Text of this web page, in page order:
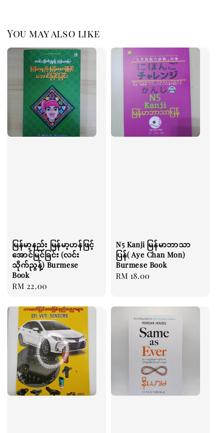
You may also like
မြန်မာ့နည်း မြန်မာ့ဟန်ဖြင့်
အောင်မြင်ခြင်း (လင်း
သိုက်ညွန့်) Burmese
Book
Regular
RM 22.00
N5 Kanji မြန်မာဘာသာ
ပြန်( Aye Chan Mon)
Burmese Book
Regular
RM 18.00